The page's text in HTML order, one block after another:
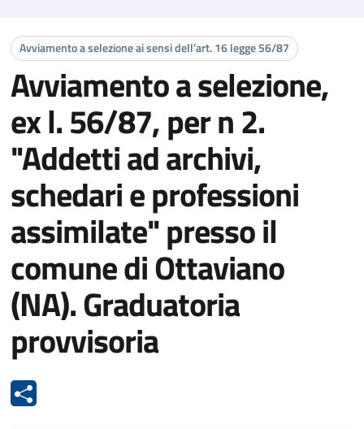
Avviamento a selezione ai sensi dell’art. 16 legge 56/87
Avviamento a selezione,
ex l. 56/87, per n 2.
"Addetti ad archivi,
schedari e professioni
assimilate" presso il
comune di Ottaviano
(NA). Graduatoria
provvisoria